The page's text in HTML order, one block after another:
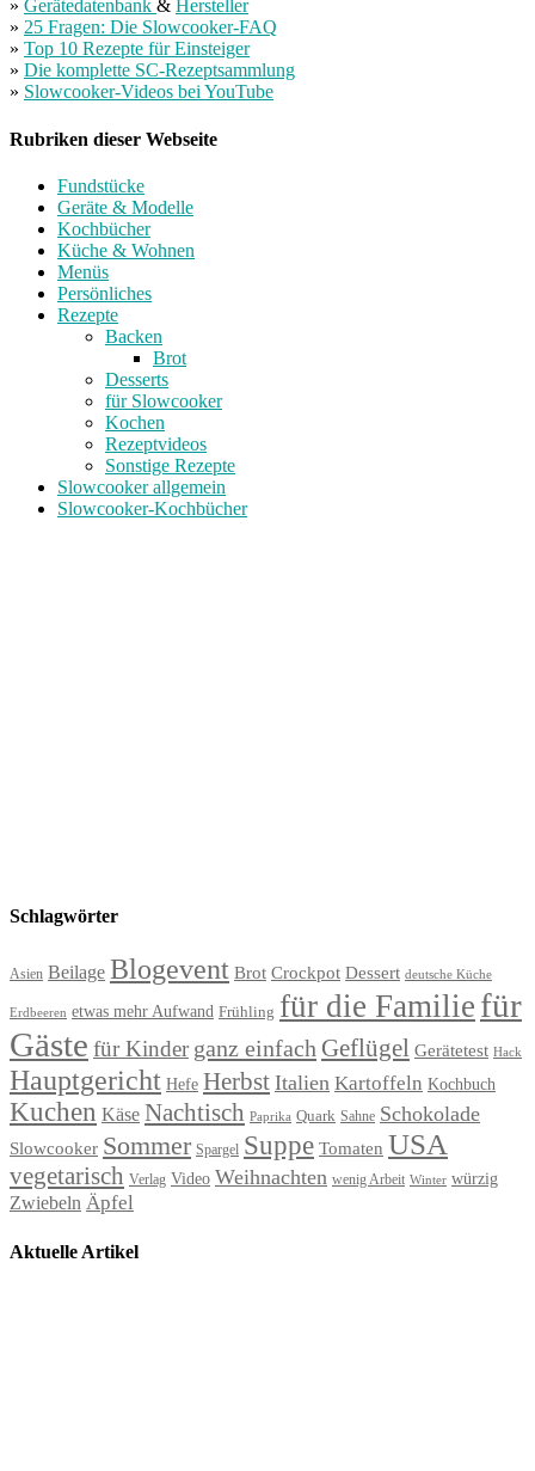
» Gerätedatenbank & Hersteller
» 25 Fragen: Die Slowcooker-FAQ
» Top 10 Rezepte für Einsteiger
» Die komplette SC-Rezeptsammlung
» Slowcooker-Videos bei YouTube
Rubriken dieser Webseite
Fundstücke
Geräte & Modelle
Kochbücher
Küche & Wohnen
Menüs
Persönliches
Rezepte
Backen
Brot
Desserts
für Slowcooker
Kochen
Rezeptvideos
Sonstige Rezepte
Slowcooker allgemein
Slowcooker-Kochbücher
Schlagwörter
Asien Beilage Blogevent Brot Crockpot Dessert deutsche Küche
Erdbeeren etwas mehr Aufwand Frühling für die Familie für
Gäste für Kinder ganz einfach Geflügel Gerätetest Hack
Hauptgericht Hefe Herbst Italien Kartoffeln Kochbuch
Kuchen Käse Nachtisch Paprika Quark Sahne Schokolade
Slowcooker Sommer Spargel Suppe Tomaten USA
vegetarisch Verlag Video Weihnachten wenig Arbeit Winter würzig
Zwiebeln Äpfel
Aktuelle Artikel